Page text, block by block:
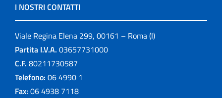
I NOSTRI CONTATTI
Viale Regina Elena 299, 00161 – Roma (I)
Partita I.V.A. 03657731000
C.F. 80211730587
Telefono: 06 4990 1
Fax: 06 4938 7118